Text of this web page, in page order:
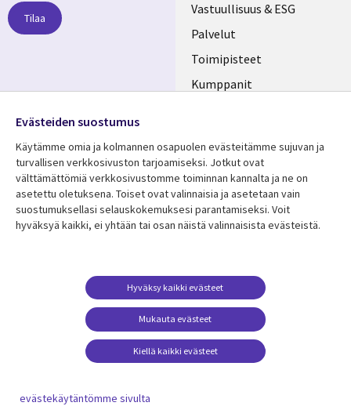
links
FINLAND
Vastuullisuus & ESG
Palvelut
Toimipisteet
Kumppanit
Resurssikeskus
Library
FINLAND
Asiakastarinat
Lisätietoa
Legal
Tietosuoja
Käyttöehdot
Yhteystiedot
Evästeasetuksesi
Tilaa
Media
FINLAND
Evästeiden suostumus
Käytämme omia ja kolmannen osapuolen evästeitämme sujuvan ja
turvallisen verkkosivuston tarjoamiseksi. Jotkut ovat
välttämättömiä verkkosivustomme toiminnan kannalta ja ne on
asetettu oletuksena. Toiset ovat valinnaisia ​​ja asetetaan vain
suostumuksellasi selauskokemuksesi parantamiseksi. Voit
hyväksyä kaikki, ei yhtään tai osan näistä valinnaisista evästeistä.
Mukauta evästeet
Hyväksy kaikki evästeet
Kiellä kaikki evästeet
evästekäytäntömme sivulta